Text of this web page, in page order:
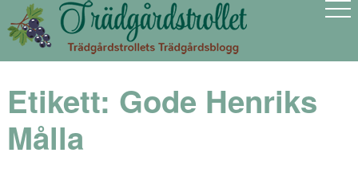
Etikett: Gode Henriks
Målla